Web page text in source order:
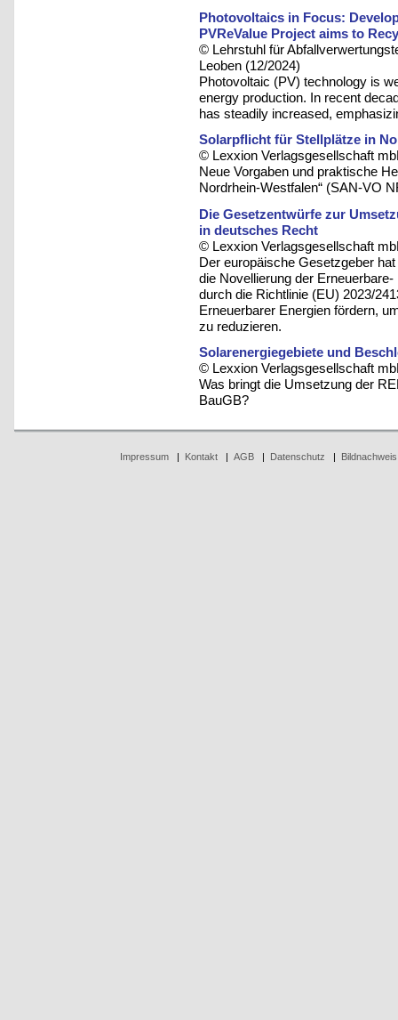
Photovoltaics in Focus:
PVReValue Project aims to
© Lehrstuhl für
Leoben (12/2024)
Photovoltaic (PV) technology is
energy production. In recent
has steadily increased,
Solarpflicht für Stellplätze in
© Lexxion Verlagsgesellschaft
Neue Vorgaben und praktische
Nordrhein-Westfalen“ (SAN-VO
Die Gesetzentwürfe zur
in deutsches Recht
© Lexxion Verlagsgesellschaft
Der europäische Gesetzgeber
die Novellierung der
durch die Richtlinie (EU) 2023/
Erneuerbarer Energien fördern,
zu reduzieren.
Solarenergiegebiete und
© Lexxion Verlagsgesellschaft
Was bringt die Umsetzung der
BauGB?
Impressum| Kontakt| AGB| Datenschutz Bildnachweis